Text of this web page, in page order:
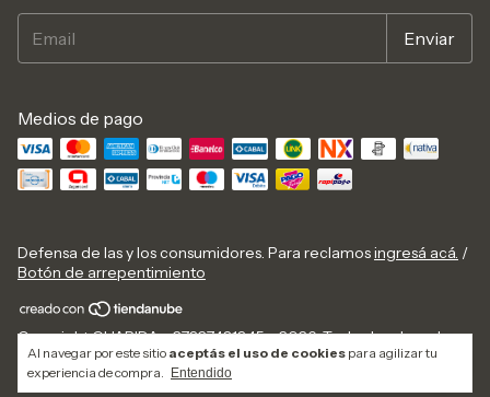
Al navegar por este sitio aceptás el uso de cookies para agilizar tu
experiencia de compra.
Entendido
Medios de pago
Defensa de las y los consumidores. Para reclamosingresá acá. /
Botón de arrepentimiento
Copyright GUARIDA - 27327431345 - 2026. Todos los derechos
reservados.